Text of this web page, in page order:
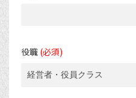
役職 (必須)